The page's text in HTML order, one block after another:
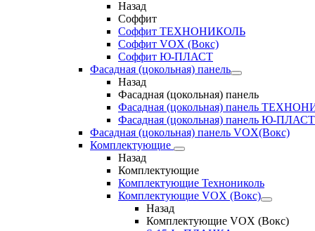
Назад
Соффит
Соффит ТЕХНОНИКОЛЬ
Соффит VOX (Вокс)
Соффит Ю-ПЛАСТ
Фасадная (цокольная) панель
Назад
Фасадная (цокольная) панель
Фасадная (цокольная) панель
Фасадная (цокольная) панель Ю-ПЛАСТ
Фасадная (цокольная) панель VOX(Вокс)
Комплектующие
Назад
Комплектующие
Комплектующие Технониколь
Комплектующие VOX (Вокс)
Назад
Комплектующие VOX (Вокс)